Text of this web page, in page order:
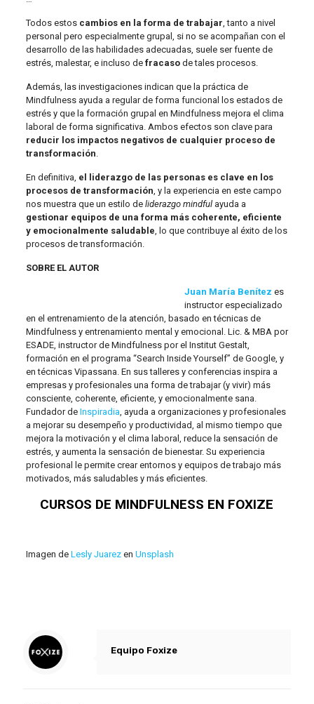
Todos estos cambios en la forma de trabajar, tanto a nivel
personal pero especialmente grupal, si no se acompañan con el
desarrollo de las habilidades adecuadas, suele ser fuente de
estrés, malestar, e incluso de fracaso de tales procesos.
Además, las investigaciones indican que la práctica de
Mindfulness ayuda a regular de forma funcional los estados de
estrés y que la formación grupal en Mindfulness mejora el clima
laboral de forma significativa. Ambos efectos son clave para
reducir los impactos negativos de cualquier proceso de
transformación.
En definitiva, el liderazgo de las personas es clave en los
procesos de transformación, y la experiencia en este campo
nos muestra que un estilo de liderazgo mindfulayuda a
gestionar equipos de una forma más coherente, eficiente
y emocionalmente saludable, lo que contribuye al éxito de los
procesos de transformación.
SOBRE EL AUTOR
Juan María Benítez es
instructor especializado
en el entrenamiento de la atención, basado en técnicas de
Mindfulness y entrenamiento mental y emocional. Lic. & MBA por
ESADE, instructor de Mindfulness por el Institut Gestalt,
formación en el programa “Search Inside Yourself” de Google, y
en técnicas Vipassana. En sus talleres y conferencias inspira a
empresas y profesionales una forma de trabajar (y vivir) más
consciente, coherente, eficiente, y emocionalmente sana.
Fundador de Inspiradia, ayuda a organizaciones y profesionales
a mejorar su desempeño y productividad, al mismo tiempo que
mejora la motivación y el clima laboral, reduce la sensación de
estrés, y aumenta la sensación de bienestar. Su experiencia
profesional le permite crear entornos y equipos de trabajo más
motivados, más saludables y más eficientes.
CURSOS DE MINDFULNESS EN FOXIZE
Imagen de Lesly Juarezen Unsplash
Equipo Foxize